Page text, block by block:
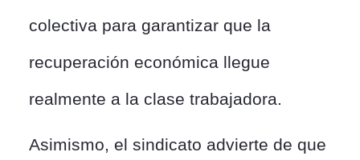
colectiva para garantizar que la
recuperación económica llegue
realmente a la clase trabajadora.
Asimismo, el sindicato advierte de que